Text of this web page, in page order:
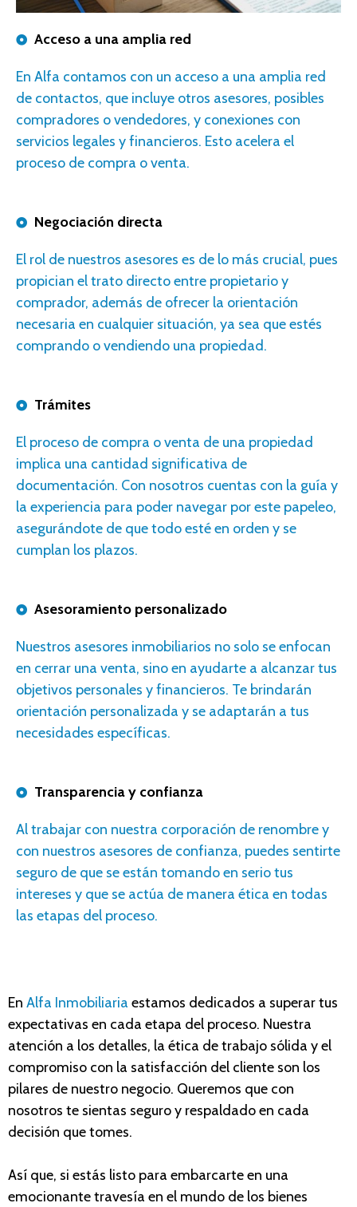
Acceso a una amplia red
En Alfa contamos con un acceso a una amplia red
de contactos, que incluye otros asesores, posibles
compradores o vendedores, y conexiones con
servicios legales y financieros. Esto acelera el
proceso de compra o venta.
Negociación directa
El rol de nuestros asesores es de lo más crucial, pues
propician el trato directo entre propietario y
comprador, además de ofrecer la orientación
necesaria en cualquier situación, ya sea que estés
comprando o vendiendo una propiedad.
Trámites
El proceso de compra o venta de una propiedad
implica una cantidad significativa de
documentación. Con nosotros cuentas con la guía y
la experiencia para poder navegar por este papeleo,
asegurándote de que todo esté en orden y se
cumplan los plazos.
Asesoramiento personalizado
Nuestros asesores inmobiliarios no solo se enfocan
en cerrar una venta, sino en ayudarte a alcanzar tus
objetivos personales y financieros. Te brindarán
orientación personalizada y se adaptarán a tus
necesidades específicas.
Transparencia y confianza
Al trabajar con nuestra corporación de renombre y
con nuestros asesores de confianza, puedes sentirte
seguro de que se están tomando en serio tus
intereses y que se actúa de manera ética en todas
las etapas del proceso.
En Alfa Inmobiliaria estamos dedicados a superar tus
expectativas en cada etapa del proceso. Nuestra
atención a los detalles, la ética de trabajo sólida y el
compromiso con la satisfacción del cliente son los
pilares de nuestro negocio. Queremos que con
nosotros te sientas seguro y respaldado en cada
decisión que tomes.
Así que, si estás listo para embarcarte en una
emocionante travesía en el mundo de los bienes